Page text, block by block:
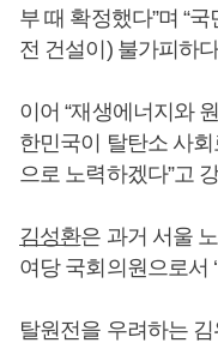
부 때 확정했다”며 “
전 건설이) 불가피하
이어 “재생에너지와
한민국이 탈탄소 사
으로 노력하겠다”고
김성환은 과거 서울
여당 국회의원으로서
탈원전을 우려하는